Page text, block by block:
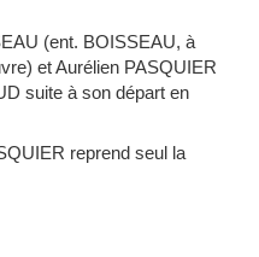
(ent. BOISSEAU, à
et Aurélien PASQUIER
suite à son départ en
reprend seul la